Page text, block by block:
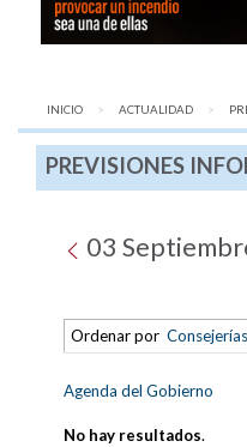
INICIO ACTUALIDAD
PREVISIONES
03
Ordenar por Consejerías
Agenda del Gobierno
No hay resultados.